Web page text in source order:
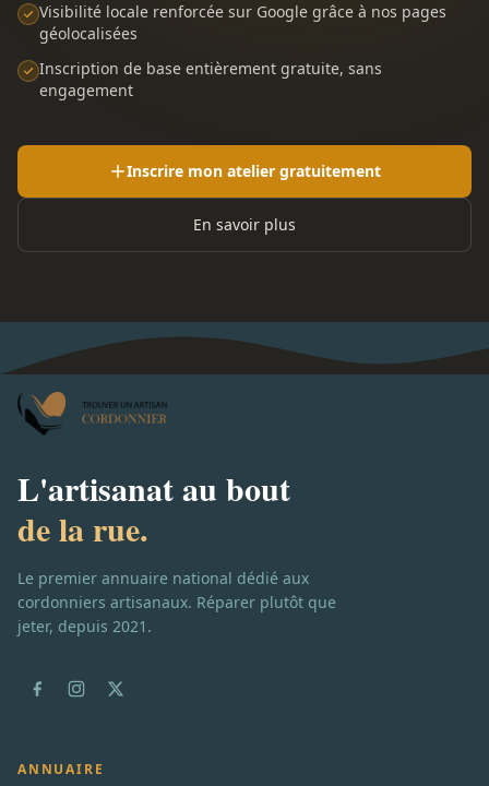
Visibilité locale renforcée sur Google grâce à nos pages
géolocalisées
Inscription de base entièrement gratuite, sans
engagement
Inscrire mon atelier gratuitement
En savoir plus
L'artisanat au bout
de la rue.
Le premier annuaire national dédié aux
cordonniers artisanaux. Réparer plutôt que
jeter, depuis 2021.
ANNUAIRE